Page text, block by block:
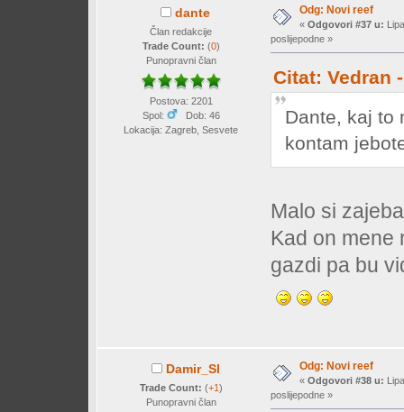
dante
Član redakcije
Trade Count: (0)
Punopravni član
Postova: 2201
Spol:
Dob: 46
Lokacija: Zagreb, Sesvete
Odg: Novi reef
« Odgovori #37 u:
poslijepodne »
Citat: Vedran
Dante, kaj to
kontam
Malo si
Kad on mene
gazdi pa bu
Damir_Sl
Trade Count: (+1 )
Punopravni član
Odg: Novi reef
« Odgovori #38 u:
poslijepodne »